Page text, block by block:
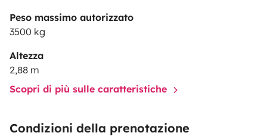
Peso massimo autorizzato
3500 kg
Altezza
2,88 m
Scopri di più sulle caratteristiche
Condizioni della prenotazione